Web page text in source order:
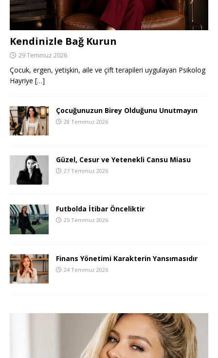
Kendinizle Bağ Kurun
29 Temmuz 2026
Çocuk, ergen, yetişkin, aile ve çift terapileri uygulayan Psikolog
Hayriye […]
Çocuğunuzun Birey Olduğunu Unutmayın
28 Temmuz 2026
Güzel, Cesur ve Yetenekli Cansu Miasu
27 Temmuz 2026
Futbolda İtibar Önceliktir
25 Temmuz 2026
Finans Yönetimi Karakterin Yansımasıdır
24 Temmuz 2026